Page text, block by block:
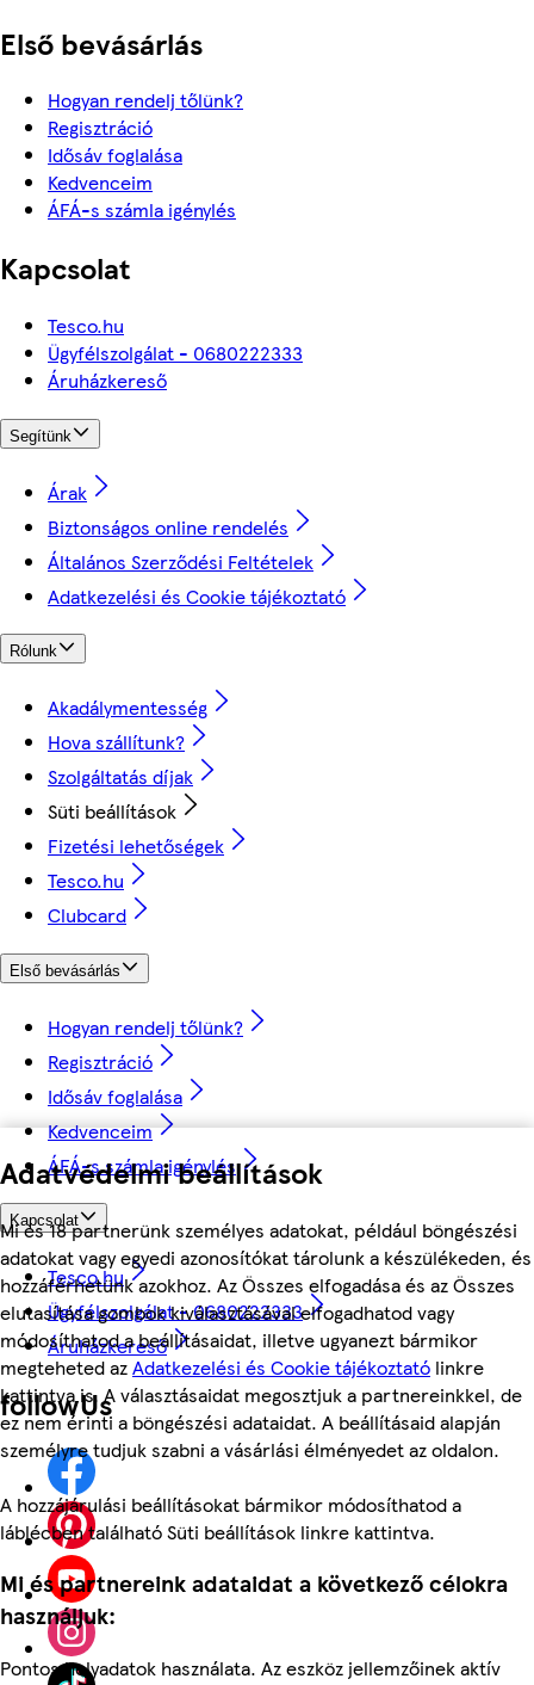
Adatvédelmi beállítások
Mi és 18 partnerünk személyes adatokat, például böngészési
adatokat vagy egyedi azonosítókat tárolunk a készülékeden, és
hozzáférhetünk azokhoz. Az Összes elfogadása és az Összes
elutasítása gombok kiválasztásával elfogadhatod vagy
módosíthatod a beállításaidat, illetve ugyanezt bármikor
megteheted azAdatkezelési és Cookie tájékoztató linkre
kattintva is. A választásaidat megosztjuk a partnereinkkel, de
ez nem érinti a böngészési adataidat. A beállításaid alapján
személyre tudjuk szabni a vásárlási élményedet az oldalon.
A hozzájárulási beállításokat bármikor módosíthatod a
láblécben található Süti beállítások linkre kattintva.
Mi és partnereink adataidat a következő célokra
használjuk:
Pontos helyadatok használata. Az eszköz jellemzőinek aktív
Első bevásárlás
Hogyan rendelj tőlünk?
Regisztráció
Idősáv foglalása
Kedvenceim
ÁFÁ-s számla igénylés
Kapcsolat
Tesco.hu
Ügyfélszolgálat - 0680222333
Áruházkereső
Segítünk
Árak
Biztonságos online rendelés
Általános Szerződési Feltételek
Adatkezelési és Cookie tájékoztató
Rólunk
Akadálymentesség
Hova szállítunk?
Szolgáltatás díjak
Süti beállítások
Fizetési lehetőségek
Tesco.hu
Clubcard
Első bevásárlás
Hogyan rendelj tőlünk?
Regisztráció
Idősáv foglalása
Kedvenceim
ÁFÁ-s számla igénylés
Kapcsolat
Tesco.hu
Ügyfélszolgálat - 0680222333
Áruházkereső
followUs